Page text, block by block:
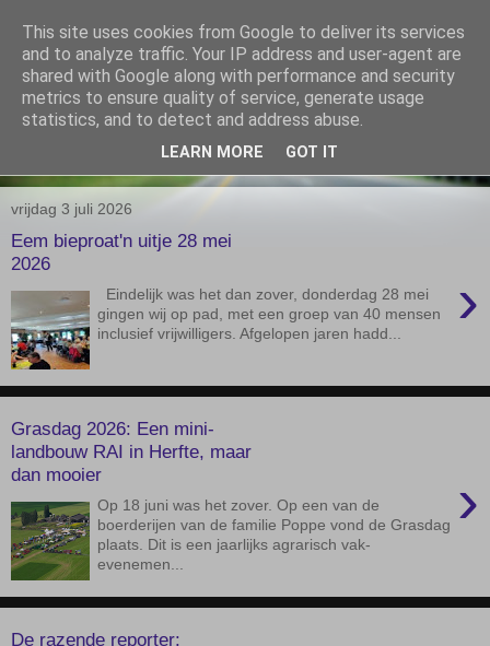
De Elshofbode
Nieuws uit Wijthmen, Herfte en Zalné.
vrijdag 3 juli 2026
Eem bieproat'n uitje 28 mei
2026
›
Eindelijk was het dan zover, donderdag 28 mei
gingen wij op pad, met een groep van 40 mensen
inclusief vrijwilligers. Afgelopen jaren hadd...
Grasdag 2026: Een mini-
landbouw RAI in Herfte, maar
dan mooier
›
Op 18 juni was het zover. Op een van de
boerderijen van de familie Poppe vond de Grasdag
plaats. Dit is een jaarlijks agrarisch vak-
evenemen...
De razende reporter:
This site uses cookies from Google to deliver its services
and to analyze traffic. Your IP address and user-agent are
shared with Google along with performance and security
metrics to ensure quality of service, generate usage
statistics, and to detect and address abuse.
LEARN MORE GOT IT